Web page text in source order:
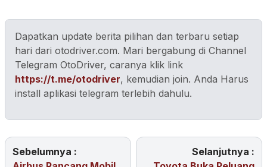
Dapatkan update berita pilihan dan terbaru setiap
hari dari otodriver.com. Mari bergabung di Channel
Telegram OtoDriver, caranya klik link
https://t.me/otodriver, kemudian join. Anda Harus
install aplikasi telegram terlebih dahulu.
Sebelumnya :
Selanjutnya :